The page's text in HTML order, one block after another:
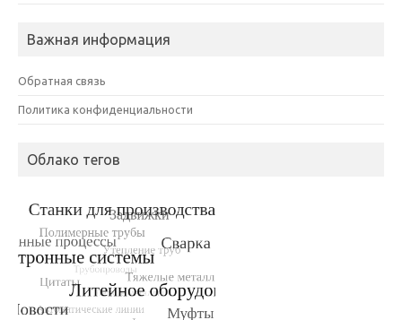
Важная информация
Обратная связь
Политика конфиденциальности
Облако тегов